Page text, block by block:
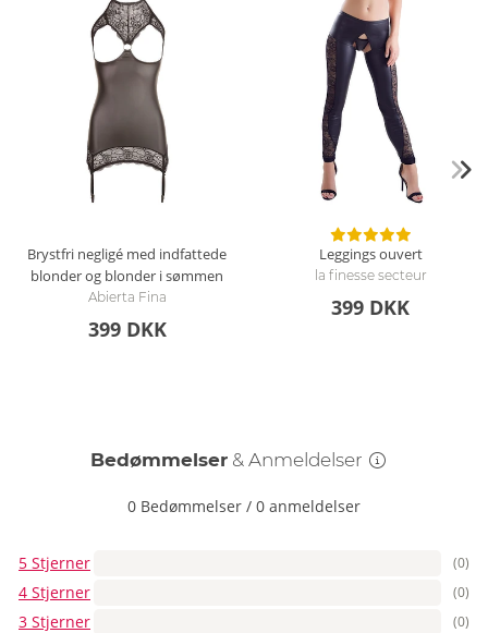
Brystfri negligé med indfattede
blonder og blonder i sømmen
Abierta Fina
399 DKK
Leggings ouvert
la finesse secteur
399 DKK
Bedømmelser & Anmeldelser
0 Bedømmelser / 0 anmeldelser
5 Stjerner (0)
4 Stjerner (0)
3 Stjerner (0)